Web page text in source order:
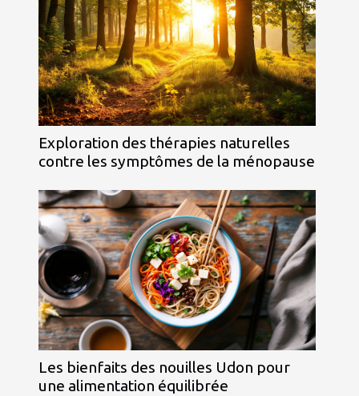
Exploration des thérapies naturelles
contre les symptômes de la ménopause
Les bienfaits des nouilles Udon pour
une alimentation équilibrée